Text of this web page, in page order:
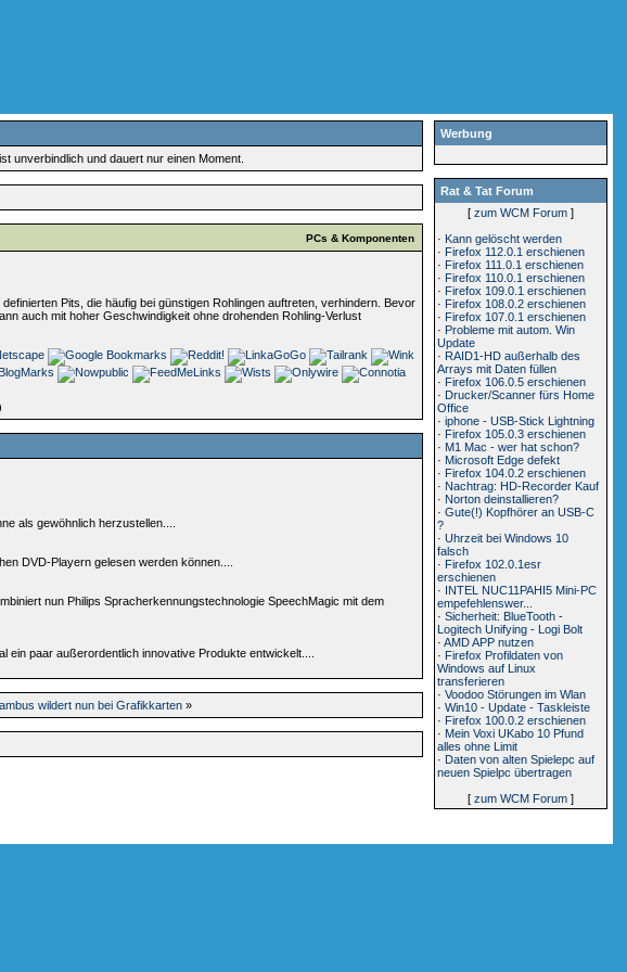
Werbung
Rat & Tat Forum
[ zum WCM Forum]
· Kann gelöscht werden
· Firefox 112.0.1 erschienen
· Firefox 111.0.1 erschienen
· Firefox 110.0.1 erschienen
· Firefox 109.0.1 erschienen
· Firefox 108.0.2 erschienen
· Firefox 107.0.1 erschienen
· Probleme mit autom. Win
Update
· RAID1-HD außerhalb des
Arrays mit Daten füllen
· Firefox 106.0.5 erschienen
· Drucker/Scanner fürs Home
Office
·iphone - USB-Stick Lightning
· Firefox 105.0.3 erschienen
· M1 Mac - wer hat schon?
· Microsoft Edge defekt
· Firefox 104.0.2 erschienen
· Nachtrag: HD-Recorder Kauf
· Norton deinstallieren?
·Gute(!) Kopfhörer an USB-C
?
·Uhrzeit bei Windows 10
falsch
· Firefox 102.0.1esr
erschienen
· INTEL NUC11PAHI5 Mini-PC
empefehlenswer...
·Sicherheit: BlueTooth -
Logitech Unifying - Logi Bolt
·AMD APP nutzen
· Firefox Profildaten von
Windows auf Linux
transferieren
·Voodoo Störungen im Wlan
·Win10 - Update - Taskleiste
· Firefox 100.0.2 erschienen
· Mein Voxi UKabo 10 Pfund
alles ohne Limit
· Daten von alten Spielepc auf
neuen Spielpc übertragen
[ zum WCM Forum]
unverbindlich und dauert nur einen Moment.
PCs & Komponenten
Pits, die häufig bei günstigen Rohlingen auftreten, verhindern. Bevor
auch mit hoher Geschwindigkeit ohne drohenden Rohling-Verlust
als gewöhnlich herzustellen....
DVD-Playern gelesen werden können....
nun Philips Spracherkennungstechnologie SpeechMagic mit dem
paar außerordentlich innovative Produkte entwickelt....
wildert nun bei Grafikkarten»